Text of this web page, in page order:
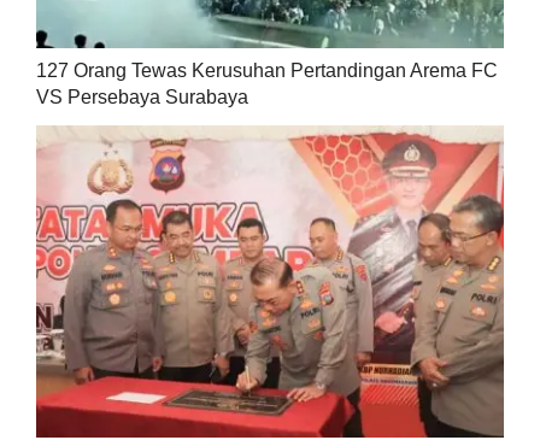
127 Orang Tewas Kerusuhan Pertandingan Arema FC
VS Persebaya Surabaya